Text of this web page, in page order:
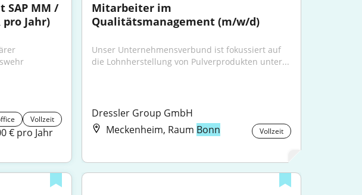
SAP MM /
pro Jahr)
Vollzeit
€ pro Jahr
Mitarbeiter im
Qualitätsmanagement (m/w/d)
Unser Unternehmensverbund ist fokussiert auf
die Lohnherstellung von Pulverprodukten unter...
Dressler Group GmbH
Meckenheim, Raum Bonn Vollzeit